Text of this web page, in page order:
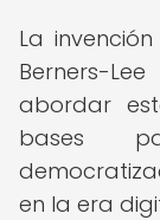
La
Berners-
abordar
bases
en la era